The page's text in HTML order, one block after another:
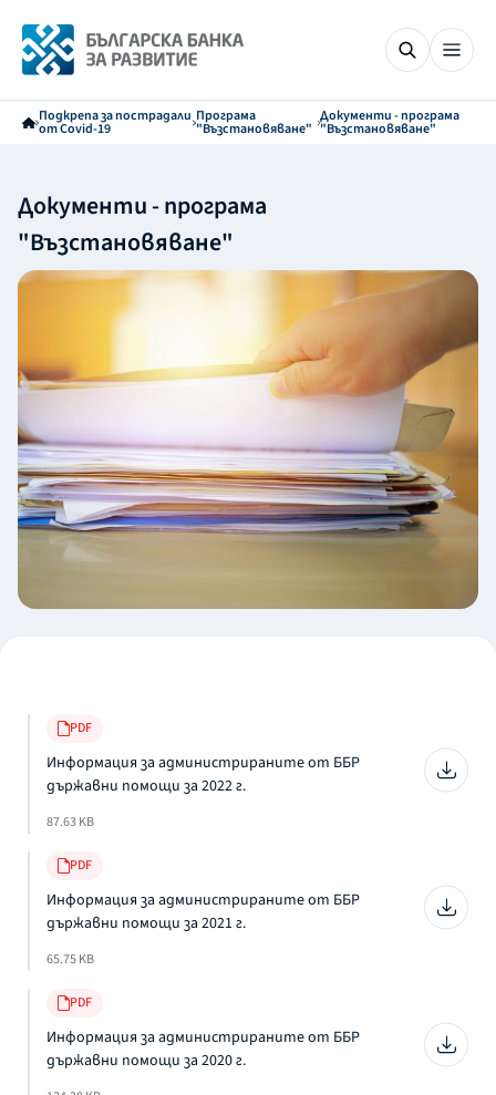
Подкрепа за пострадали
от Covid-19
Програма
"Възстановяване"
Документи - програма
"Възстановяване"
Документи - програма
"Възстановяване"
PDF
Информация за администрираните от ББР
държавни помощи за 2022 г.
87.63 KB
PDF
Информация за администрираните от ББР
държавни помощи за 2021 г.
65.75 KB
PDF
Информация за администрираните от ББР
държавни помощи за 2020 г.